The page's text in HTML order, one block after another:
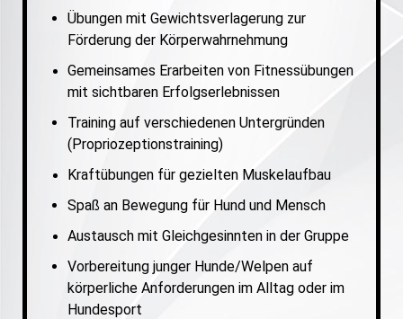
Übungen mit Gewichtsverlagerung zur
Förderung der Körperwahrnehmung
Gemeinsames Erarbeiten von Fitnessübungen
mit sichtbaren Erfolgserlebnissen
Training auf verschiedenen Untergründen
(Propriozeptionstraining)
Kraftübungen für gezielten Muskelaufbau
Spaß an Bewegung für Hund und Mensch
Austausch mit Gleichgesinnten in der Gruppe
Vorbereitung junger Hunde/Welpen auf
körperliche Anforderungen im Alltag oder im
Hundesport